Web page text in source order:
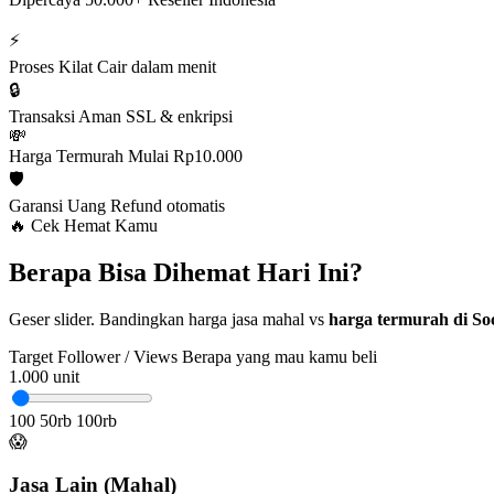
⚡
Proses Kilat Cair dalam menit
🔒
Transaksi Aman SSL & enkripsi
💸
Harga Termurah Mulai Rp10.000
🛡️
Garansi Uang Refund otomatis
🔥 Cek Hemat Kamu
Berapa Bisa Dihemat Hari Ini?
Geser slider. Bandingkan harga jasa mahal vs harga termurah di
Target Follower / Views Berapa yang mau kamu beli
1.000 unit
100 50rb 100rb
😱
Jasa Lain (Mahal)